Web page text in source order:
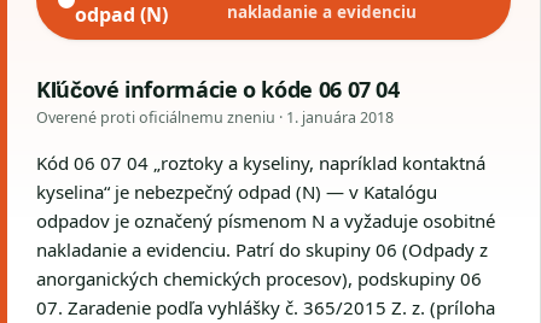
odpad (N)
nakladanie a evidenciu
Kľúčové informácie o kóde 06 07 04
Overené proti oficiálnemu zneniu · 1. januára 2018
Kód 06 07 04 „roztoky a kyseliny, napríklad kontaktná
kyselina“ je nebezpečný odpad (N) — v Katalógu
odpadov je označený písmenom N a vyžaduje osobitné
nakladanie a evidenciu. Patrí do skupiny 06 (Odpady z
anorganických chemických procesov), podskupiny 06
07. Zaradenie podľa vyhlášky č. 365/2015 Z. z. (príloha